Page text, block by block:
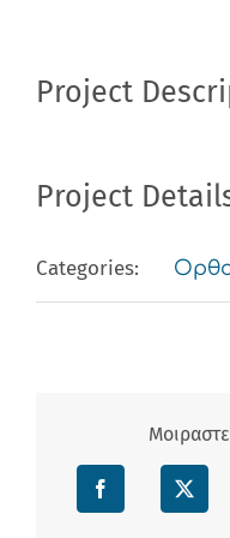
Project
Project
Categories:
Facebook X